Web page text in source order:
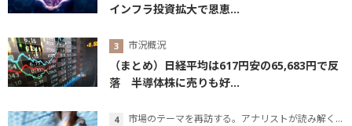
インフラ投資拡大で恩恵...
市況概況
（まとめ）日経平均は617円安の65,683円で反
落 半導体株に売りも好...
市場のテーマを再訪する。アナリストが読み解くテーマの本質